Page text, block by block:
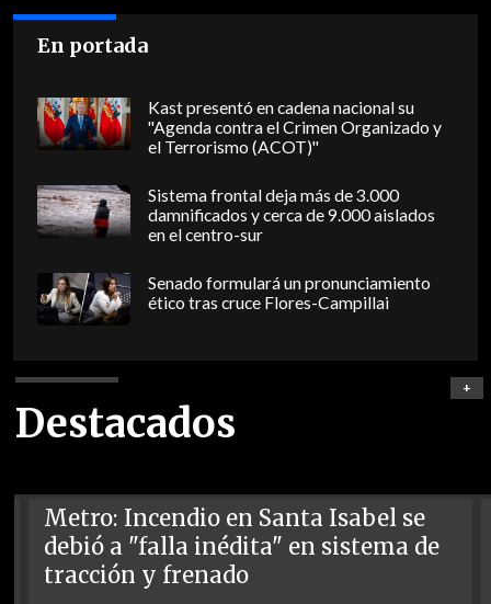
En portada
Kast presentó en cadena nacional su
"Agenda contra el Crimen Organizado y
el Terrorismo (ACOT)"
Sistema frontal deja más de 3.000
damnificados y cerca de 9.000 aislados
en el centro-sur
Senado formulará un pronunciamiento
ético tras cruce Flores-Campillai
Destacados
+
Metro: Incendio en Santa Isabel se
debió a "falla inédita" en sistema de
tracción y frenado